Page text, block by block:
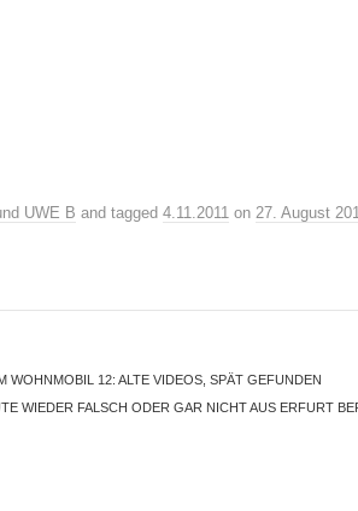
UWE B and tagged 4.11.2011 on 27. August
WOHNMOBIL 12: ALTE VIDEOS, SPÄT GEFUNDEN
WIEDER FALSCH ODER GAR NICHT AUS ERFURT